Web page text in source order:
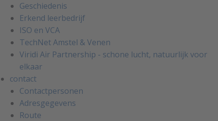
Geschiedenis
Erkend leerbedrijf
ISO en VCA
TechNet Amstel & Venen
Viridi Air Partnership - schone lucht, natuurlijk voor
elkaar
contact
Contactpersonen
Adresgegevens
Route